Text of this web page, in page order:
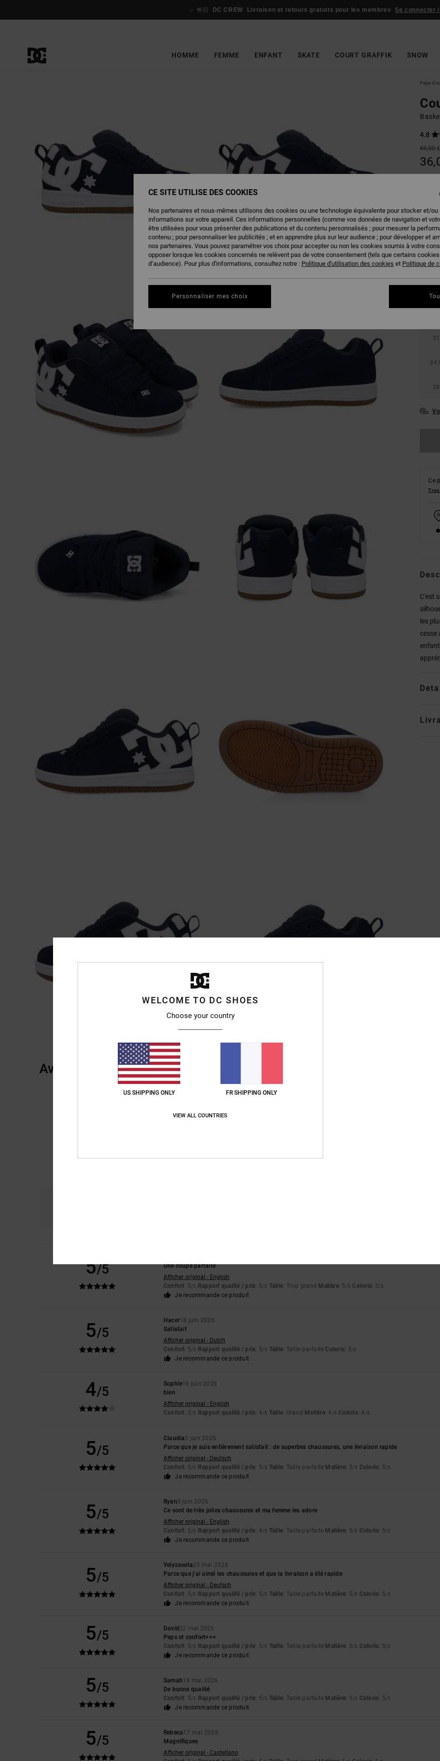
🤟🏻 DC CREW Livraison et retours gratuits pour les membres Se connecter
HOMME FEMME ENFANT SKATE COURT GRAFFIK SNOW
Page
4.8
60,00 €
31
38
Ce
C'est
les
cesse
Avis clients
5/5
Une coupe parfaite
Afficher original - English
Confort: 5/5 Rapport qualité / prix: 5/5 Taille: Trop grand Matière: 5 /5 Coloris: 5/5
Je recommande ce produit
5/5
Hacer18 juin 2026
Satisfait
Afficher original - Dutch
Confort: 5/5 Rapport qualité / prix: 5/5 Taille: Taille parfaite Coloris: 5/5
Je recommande ce produit
4/5
Sophie16 juin 2026
bien
Afficher original - English
Confort: 3/5 Rapport qualité / prix: 4/5 Taille: Grand Matière: 4 /5 Coloris: 4 /5
5/5
Claudia3 juin 2026
Parce que je suis entièrement satisfait : de superbes chaussures, une livraison rapide
Afficher original - Deutsch
Confort: 5/5 Rapport qualité / prix: 5/5 Taille: Taille parfaite Matière: 5/5 Coloris: 5/5
Je recommande ce produit
5/5
Ryan3 juin 2026
Ce sont de très jolies chaussures et ma femme les adore
Afficher original - English
Confort: 5/5 Rapport qualité / prix: 4/5 Taille: Taille parfaite Matière: 5/5 Coloris: 5/5
Je recommande ce produit
5/5
Yelyzaveta25 mai 2026
Parce que j'ai aimé les chaussures et que la livraison a été rapide
Afficher original - Deutsch
Confort: 5/5 Rapport qualité / prix: 5/5 Taille: Taille parfaite Matière: 5/5 Coloris: 5/5
Je recommande ce produit
5/5 David 22 mai 2026
Peps et confort+++
Confort: 5/5 Rapport qualité / prix: 5/5 Taille: Taille parfaite Matière: 5/5 Coloris: 5/5
Je recommande ce produit
5/5 Samah19 mai 2026
De bonne qualité
Confort: 5/5 Rapport qualité / prix: 5/5 Taille: Taille parfaite Matière: 5/5 Coloris: 5/5
Je recommande ce produit
5/5
Rebeca17 mai 2026
Magnifiques
Afficher original - Castellano
WELCOME TO DC SHOES
Choose your country
US SHIPPING ONLY FR SHIPPING ONLY
VIEW ALL COUNTRIES
CE SITE UTILISE DES COOKIES
Nos partenaires et nous-mêmes utilisons des cookies ou une technologie équivalente pour stocker et/ou
informations sur votre appareil. Ces informations personnelles (comme vos données de navigation et
être utilisées pour vous présenter des publications et du contenu personnalisés ; pour mesurer la
contenu ; pour personnaliser les publicités ; et en apprendre plus sur leur audience ; pour développer et
nos partenaires. Vous pouvez paramétrer vos choix pour accepter ou non les cookies soumis à votre
opposer lorsque les cookies concernés ne relèvent pas de votre consentement (tels que certains
d’audience). Pour plus d'informations, consultez notre : Politique d'utilisation des cookies et Politique de
Personnaliser mes choix